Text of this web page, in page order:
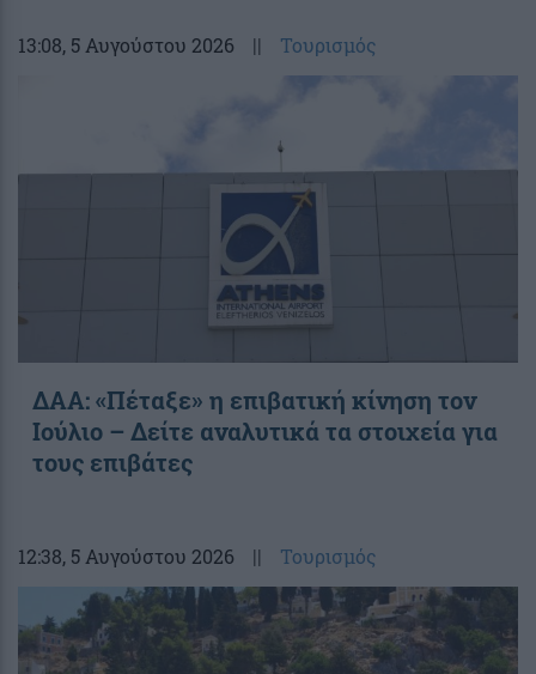
13:08, 5 Αυγούστου 2026 || Τουρισμός
ΔΑΑ: «Πέταξε» η επιβατική κίνηση τον
Ιούλιο – Δείτε αναλυτικά τα στοιχεία για
τους επιβάτες
12:38, 5 Αυγούστου 2026 || Τουρισμός